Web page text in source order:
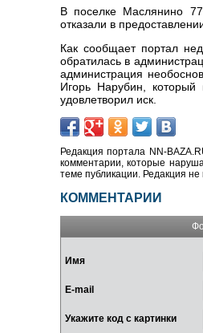
В поселке Маслянино
отказали в
Как сообщает портал
обратилась в
администрация
Игорь Нарубин,
удовлетворил иск.
Редакция портала NN-
комментарии, которые
теме публикации. Редакция
КОММЕНТАРИИ
Имя
E-mail
Укажите код с картинки